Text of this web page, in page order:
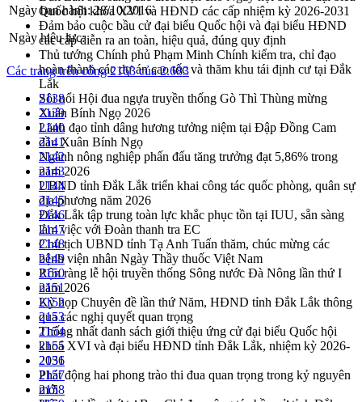
Quốc hội khóa XVI và HĐND các cấp nhiệm kỳ 2026-2031
Đảm bảo cuộc bầu cử đại biểu Quốc hội và đại biểu HĐND
các cấp diễn ra an toàn, hiệu quả, đúng quy định
Thủ tướng Chính phủ Phạm Minh Chính kiểm tra, chỉ đạo
hoàn thành các dự án cao tốc và thăm khu tái định cư tại Đắk
Lắk
Sôi nổi Hội đua ngựa truyền thống Gò Thì Thùng mừng
Xuân Bính Ngọ 2026
Lãnh đạo tỉnh dâng hương tưởng niệm tại Đập Đồng Cam
đầu Xuân Bính Ngọ
Ngành nông nghiệp phấn đấu tăng trưởng đạt 5,86% trong
năm 2026
UBND tỉnh Đắk Lắk triển khai công tác quốc phòng, quân sự
địa phương năm 2026
Đắk Lắk tập trung toàn lực khắc phục tồn tại IUU, sẵn sàng
làm việc với Đoàn thanh tra EC
Chủ tịch UBND tỉnh Tạ Anh Tuấn thăm, chúc mừng các
bệnh viện nhân Ngày Thầy thuốc Việt Nam
Rộn ràng lễ hội truyền thống Sông nước Đà Nông lần thứ I
năm 2026
Kỳ họp Chuyên đề lần thứ Năm, HĐND tỉnh Đắk Lắk thông
qua các nghị quyết quan trọng
Thống nhất danh sách giới thiệu ứng cử đại biểu Quốc hội
khoá XVI và đại biểu HĐND tỉnh Đắk Lắk, nhiệm kỳ 2026-
2031
Phát động hai phong trào thi đua quan trọng trong kỷ nguyên
mới
Ngày ban hành:28/10/2016
Ngày hiệu lực:
Các trang trên cổng 2163 của 2.683
2138
2139
2140
2141
2142
2143
2144
2145
2146
2147
2148
2149
2150
2151
2152
2153
2154
2155
2156
2157
2158